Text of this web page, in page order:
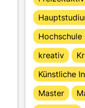
kreativ
Künstliche
Master